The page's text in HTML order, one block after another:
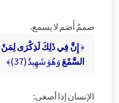
صممٌ أَصَم لا يسمع.
﴿إِنَّ فِي ذَلِكَ لَذِكْرَى لِمَنْ
السَّمْعَوَهُوَ شَهِيدٌ (37)﴾
الإنسان إذا أصغى: